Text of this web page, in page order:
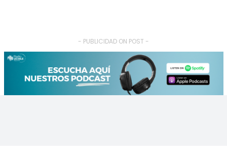
- PUBLICIDAD ON POST -